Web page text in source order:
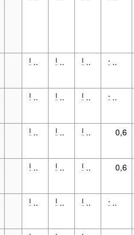
l .. l .. l .. - ..
l .. l .. l .. - ..
l .. l .. l .. 0,6
l .. l .. l .. 0,6
l .. l .. l .. - ..